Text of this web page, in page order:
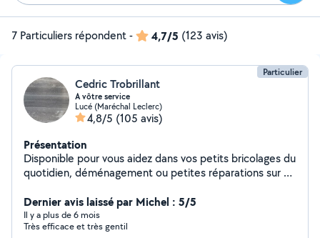
7 Particuliers répondent- 4,7/5 (123 avis)
Particulier
Cedric Trobrillant
A vôtre service
Lucé (Maréchal Leclerc)
4,8/5 (105 avis)
Présentation
Disponible pour vous aidez dans vos petits bricolages du
quotidien, déménagement ou petites réparations sur un
pointilleuse.
Dernier avis laissé par Michel : 5/5
Il y a plus de 6 mois
Très efficace et très gentil